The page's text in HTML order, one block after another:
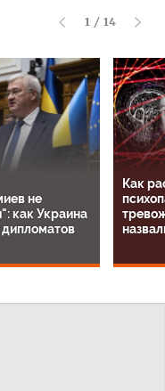
1 / 14
не
как Украина
дипломатов
Как